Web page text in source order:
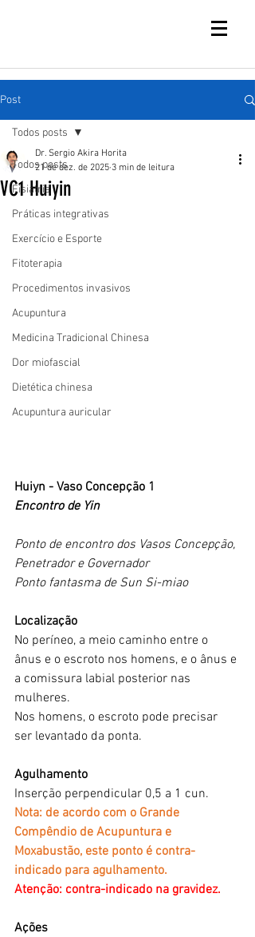
Post
Todos posts
Fisiatria
Práticas integrativas
Exercício e Esporte
Fitoterapia
Procedimentos invasivos
Acupuntura
Medicina Tradicional Chinesa
Dor miofascial
Dietética chinesa
Acupuntura auricular
Todos posts
VC1 Huiyin
Dr. Sergio Akira Horita
21 de dez. de 2025 3 min de leitura
Huiyn - Vaso Concepção 1
Encontro de Yin
Ponto de encontro dos Vasos Concepção,
Penetrador e Governador
Ponto fantasma de Sun Si-miao
Localização
No períneo, a meio caminho entre o
ânus e o escroto nos homens, e o ânus e
a comissura labial posterior nas
mulheres.
Nos homens, o escroto pode precisar
ser levantado da ponta.
Agulhamento
Inserção perpendicular 0,5 a 1 cun.
Nota: de acordo com o Grande
Compêndio de Acupuntura e
Moxabustão, este ponto é contra-
indicado para agulhamento.
Atenção: contra-indicado na gravidez.
Ações